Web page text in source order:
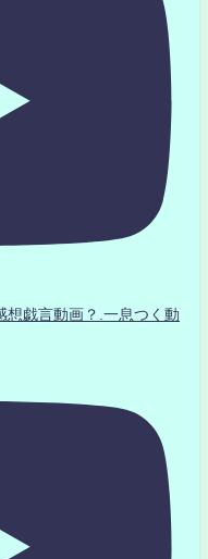
戯言動画？.一息つく動